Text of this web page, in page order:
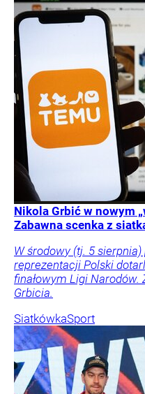
Nikola Grbić w nowym
Zabawna scenka z
W środowy (tj. 5
reprezentacji Polski
finałowym Ligi Narodów.
Grbicia.
SiatkówkaSport